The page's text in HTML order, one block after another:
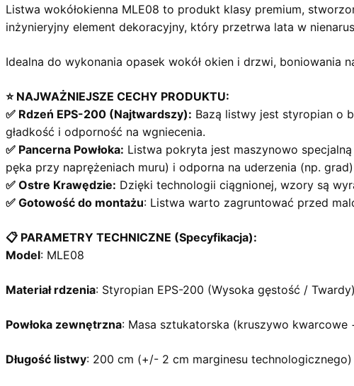
Listwa wokółokienna MLE08 to produkt klasy premium,
inżynieryjny element dekoracyjny, który przetrwa lata w
Idealna do wykonania opasek wokół okien i drzwi, boniowania
⭐ NAJWAŻNIEJSZE CECHY PRODUKTU:
✅ Rdzeń EPS-200 (Najtwardszy): Bazą listwy jest styropian o
gładkość i odporność na wgniecenia.
✅ Pancerna Powłoka: Listwa pokryta jest maszynowo
pęka przy naprężeniach muru) i odporna na uderzenia (np.
✅ Ostre Krawędzie: Dzięki technologii ciągnionej, wzory są
✅ Gotowość do montażu: Listwa warto zagruntować przed
📋 PARAMETRY TECHNICZNE (Specyfikacja):
Model: MLE08
Materiał rdzenia: Styropian EPS-200 (Wysoka gęstość / Twardy)
Powłoka zewnętrzna: Masa sztukatorska (kruszywo kwarcowe
Długość listwy: 200 cm (+/- 2 cm marginesu technologicznego)